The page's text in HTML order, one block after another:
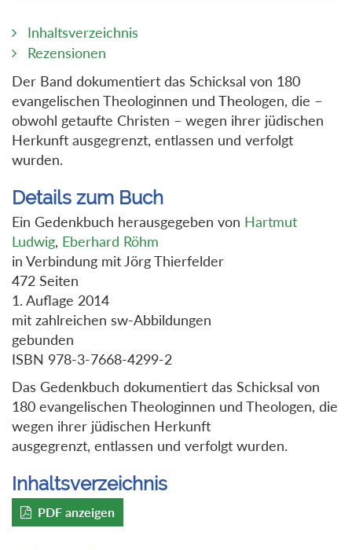
Inhaltsverzeichnis
Rezensionen
Der Band dokumentiert das Schicksal von 180
evangelischen Theologinnen und Theologen, die –
obwohl getaufte Christen – wegen ihrer jüdischen
Herkunft ausgegrenzt, entlassen und verfolgt
wurden.
Details zum Buch
Ein Gedenkbuch herausgegeben von Hartmut
Ludwig, Eberhard Röhm
in Verbindung mit Jörg Thierfelder
472 Seiten
1. Auflage 2014
mit zahlreichen sw-Abbildungen
gebunden
ISBN 978-3-7668-4299-2
Das Gedenkbuch dokumentiert das Schicksal von
180 evangelischen Theologinnen und Theologen, die
wegen ihrer jüdischen Herkunft
ausgegrenzt, entlassen und verfolgt wurden.
Inhaltsverzeichnis
PDF anzeigen